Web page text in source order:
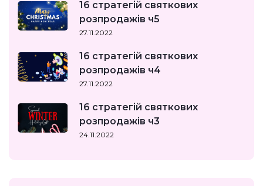
16 стратегій святкових
розпродажів ч5
27.11.2022
16 стратегій святкових
розпродажів ч4
27.11.2022
16 стратегій святкових
розпродажів ч3
24.11.2022